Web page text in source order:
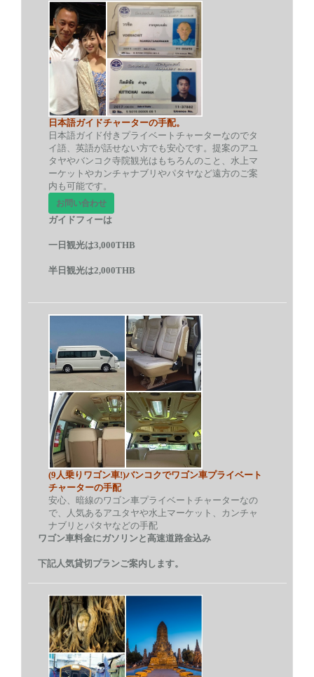
日本語ガイドチャーターの手配。
日本語ガイド付きプライベートチャーターなのでタ
イ語、英語が話せない方でも安心です。提案のアユ
タヤやバンコク寺院観光はもちろんのこと、水上マ
ーケットやカンチャナブリやパタヤなど遠方のご案
内も可能です。
お問い合わせ
ガイドフィーは
一日観光は3,000THB
半日観光は2,000THB
(9人乗りワゴン車!)バンコクでワゴン車プライベート
チャーターの手配
安心、暗線のワゴン車プライベートチャーターなの
で、人気あるアユタヤや水上マーケット、カンチャ
ナブリとパタヤなどの手配
ワゴン車料金にガソリンと高速道路金込み
下記人気貸切プランご案内します。